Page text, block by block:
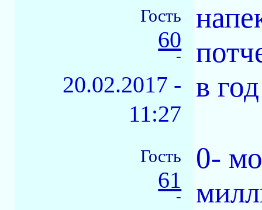
Гость
60
-
20.02.2017 -
11:27
в
Гость
61
-
0-